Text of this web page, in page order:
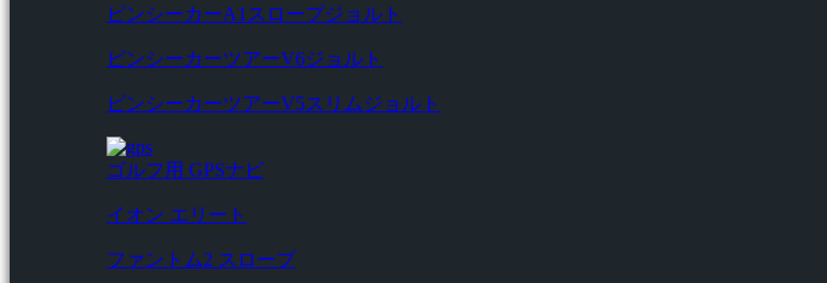
ピンシーカーA1スロープジョルト
ピンシーカーツアーV6ジョルト
ピンシーカーツアーV5スリムジョルト
ゴルフ用 GPSナビ
イオン エリート
ファントム2 スロープ